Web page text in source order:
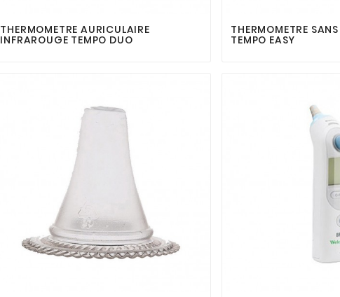
THERMOMETRE AURICULAIRE
INFRAROUGE TEMPO DUO
THERMOMETRE
TEMPO EASY